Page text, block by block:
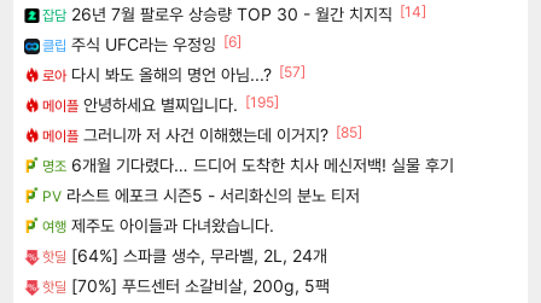
잡담 26년 7월 팔로우 상승량 TOP 30 - 월간 치지직 [14]
클립 주식 UFC라는 우정잉 [6]
로아 다시 봐도 올해의 명언 아님...? [57]
메이플 안녕하세요 별찌입니다. [195]
메이플 그러니까 저 사건 이해했는데 이거지? [85]
명조 6개월 기다렸다… 드디어 도착한 치사 메신저백! 실물 후기
PV 라스트 에포크 시즌5 - 서리화신의 분노 티저
여행 제주도 아이들과 다녀왔습니다.
핫딜 [64%] 스파클 생수, 무라벨, 2L, 24개
핫딜 [70%] 푸드센터 소갈비살, 200g, 5팩